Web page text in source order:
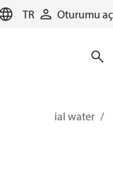
TR Oturumu aç
Industrial water